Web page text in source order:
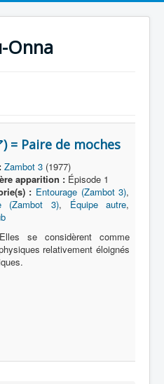
Onna
= Paire de moches
Zambot 3(1977)
apparition :Épisode 1
: Entourage (Zambot 3),
(Zambot 3), Équipe autre,
se considèrent comme
relativement éloignés